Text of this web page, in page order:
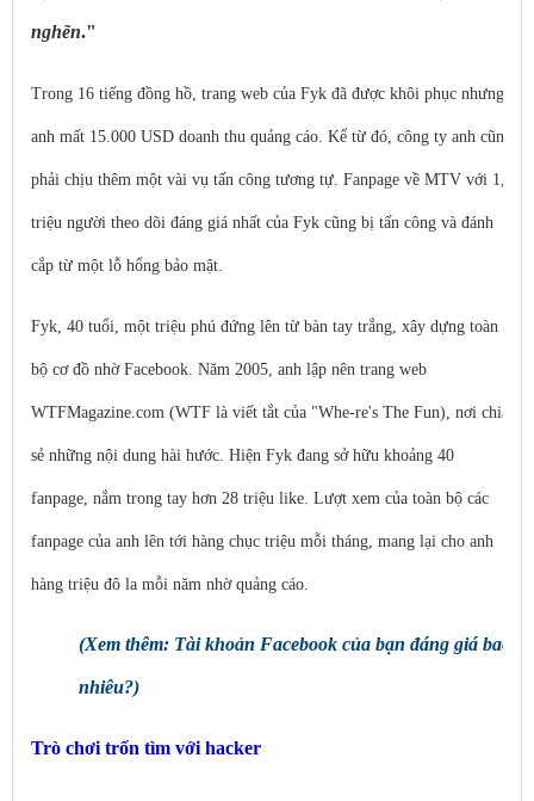
nghẽn."
Trong 16 tiếng đồng hồ, trang web của Fyk đã được khôi phục nhưng
anh mất 15.000 USD doanh thu quảng cáo. Kể từ đó, công ty anh cũng
phải chịu thêm một vài vụ tấn công tương tự. Fanpage về MTV với 1,3
triệu người theo dõi đáng giá nhất của Fyk cũng bị tấn công và đánh
cắp từ một lỗ hổng bảo mật.
Fyk, 40 tuổi, một triệu phú đứng lên từ bàn tay trắng, xây dựng toàn
bộ cơ đồ nhờ Facebook. Năm 2005, anh lập nên trang web
WTFMagazine.com (WTF là viết tắt của "Whe-re's The Fun), nơi chia
sẻ những nội dung hài hước. Hiện Fyk đang sở hữu khoảng 40
fanpage, nắm trong tay hơn 28 triệu like. Lượt xem của toàn bộ các
fanpage của anh lên tới hàng chục triệu mỗi tháng, mang lại cho anh
hàng triệu đô la mỗi năm nhờ quảng cáo.
(Xem thêm: Tài khoản Facebook của bạn đáng giá bao
nhiêu?)
Trò chơi trốn tìm với hacker